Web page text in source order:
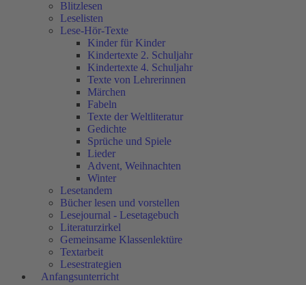
Blitzlesen
Leselisten
Lese-Hör-Texte
Kinder für Kinder
Kindertexte 2. Schuljahr
Kindertexte 4. Schuljahr
Texte von Lehrerinnen
Märchen
Fabeln
Texte der Weltliteratur
Gedichte
Sprüche und Spiele
Lieder
Advent, Weihnachten
Winter
Lesetandem
Bücher lesen und vorstellen
Lesejournal - Lesetagebuch
Literaturzirkel
Gemeinsame Klassenlektüre
Textarbeit
Lesestrategien
Anfangsunterricht